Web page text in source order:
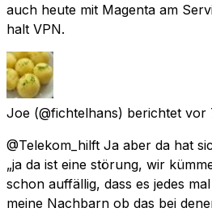
auch heute mit Magenta am
halt VPN.
Joe (@fichtelhans) berichtet vor
@Telekom_hilft Ja aber da hat
„ja da ist eine störung, wir
schon auffällig, dass es jedes
meine Nachbarn ob das bei